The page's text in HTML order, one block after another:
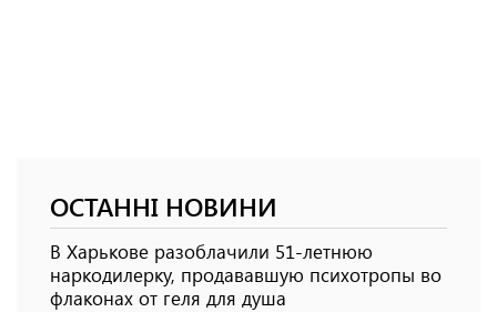
ОСТАННІ НОВИНИ
В Харькове разоблачили 51-летнюю
наркодилерку, продававшую психотропы во
флаконах от геля для душа